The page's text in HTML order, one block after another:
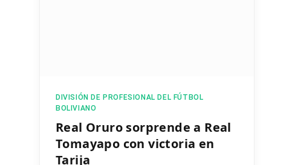
DIVISIÓN DE PROFESIONAL DEL FÚTBOL
BOLIVIANO
Real Oruro sorprende a Real
Tomayapo con victoria en
Tarija